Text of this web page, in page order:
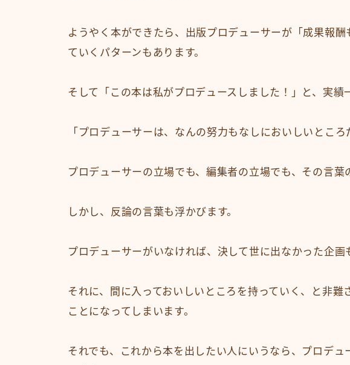
ようやく本ができたら、出版プロデューサーが「成果報
ていくパターンもあります。
そして「この本は私がプロデュースしました！」と、実績
「プロデューサーは、なんの努力もなしにおいしいところ
プロデューサーの立場でも、編集者の立場でも、その言葉
しかし、反論の言葉も浮かびます。
プロデューサーがいなければ、決して世に出なかった企画
それに、間に入っておいしいところを持っていく、と非難
ことになってしまいます。
それでも、これから本を出したい人にいうなら、プロデ